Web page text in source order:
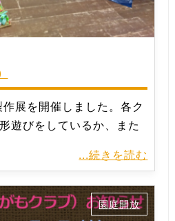
展を開催しました。各ク
遊びをしているか、また
...続きを読む
園庭開放